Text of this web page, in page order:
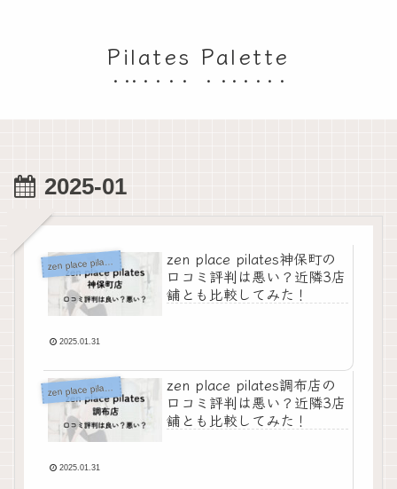
Pilates Palette
2025-01
z
en place pilates
zen place pilates神保町の
口コミ評判は悪い？近隣3店
舗とも比較してみた！
2025.01.31
z
en place pilates
zen place pilates調布店の
口コミ評判は悪い？近隣3店
舗とも比較してみた！
2025.01.31